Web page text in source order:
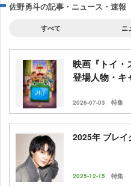
佐野勇斗の記事・ニュース・速報
すべて ニ
映画『トイ・
登場人物・キ
2026-07-03 特集
2025年 ブレイ
2025-12-15 特集